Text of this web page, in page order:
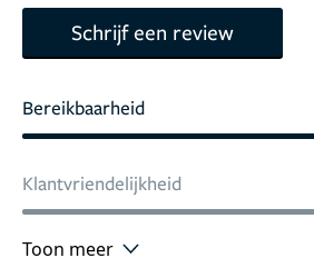
Schrijf een review
Bereikbaarheid
Klantvriendelijkheid
Toon meer